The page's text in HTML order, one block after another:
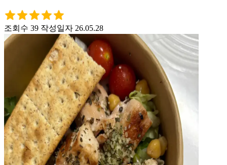
조회수 39 작성일자 26.05.28